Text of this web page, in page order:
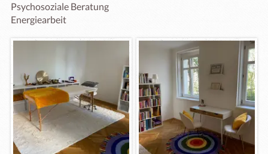
Psychosoziale Beratung
Energiearbeit